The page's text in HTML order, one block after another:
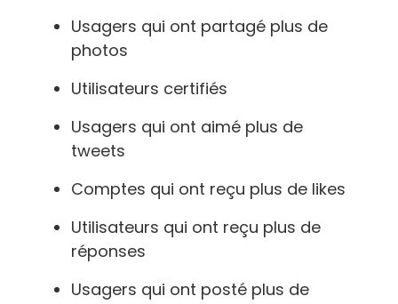
Usagers qui ont partagé plus de
photos
Utilisateurs certifiés
Usagers qui ont aimé plus de
tweets
Comptes qui ont reçu plus de likes
Utilisateurs qui ont reçu plus de
réponses
Usagers qui ont posté plus de